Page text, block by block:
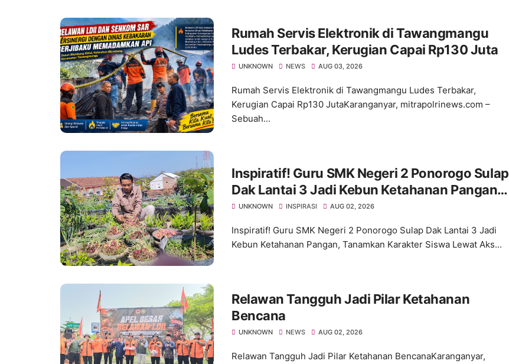
Rumah Servis Elektronik di Tawangmangu
Ludes Terbakar, Kerugian Capai Rp130 Juta
UNKNOWN NEWS AUG 03, 2026
Rumah Servis Elektronik di Tawangmangu Ludes Terbakar,
Kerugian Capai Rp130 JutaKaranganyar, mitrapolrinews.com –
Sebuah...
Inspiratif! Guru SMK Negeri 2 Ponorogo Sulap
Dak Lantai 3 Jadi Kebun Ketahanan Pangan,
Tanamkan Karakter Siswa Lewat Aksi Nyata
UNKNOWN INSPIRASI AUG 02, 2026
Inspiratif! Guru SMK Negeri 2 Ponorogo Sulap Dak Lantai 3 Jadi
Kebun Ketahanan Pangan, Tanamkan Karakter Siswa Lewat Aks...
Relawan Tangguh Jadi Pilar Ketahanan
Bencana
UNKNOWN NEWS AUG 02, 2026
Relawan Tangguh Jadi Pilar Ketahanan BencanaKaranganyar,